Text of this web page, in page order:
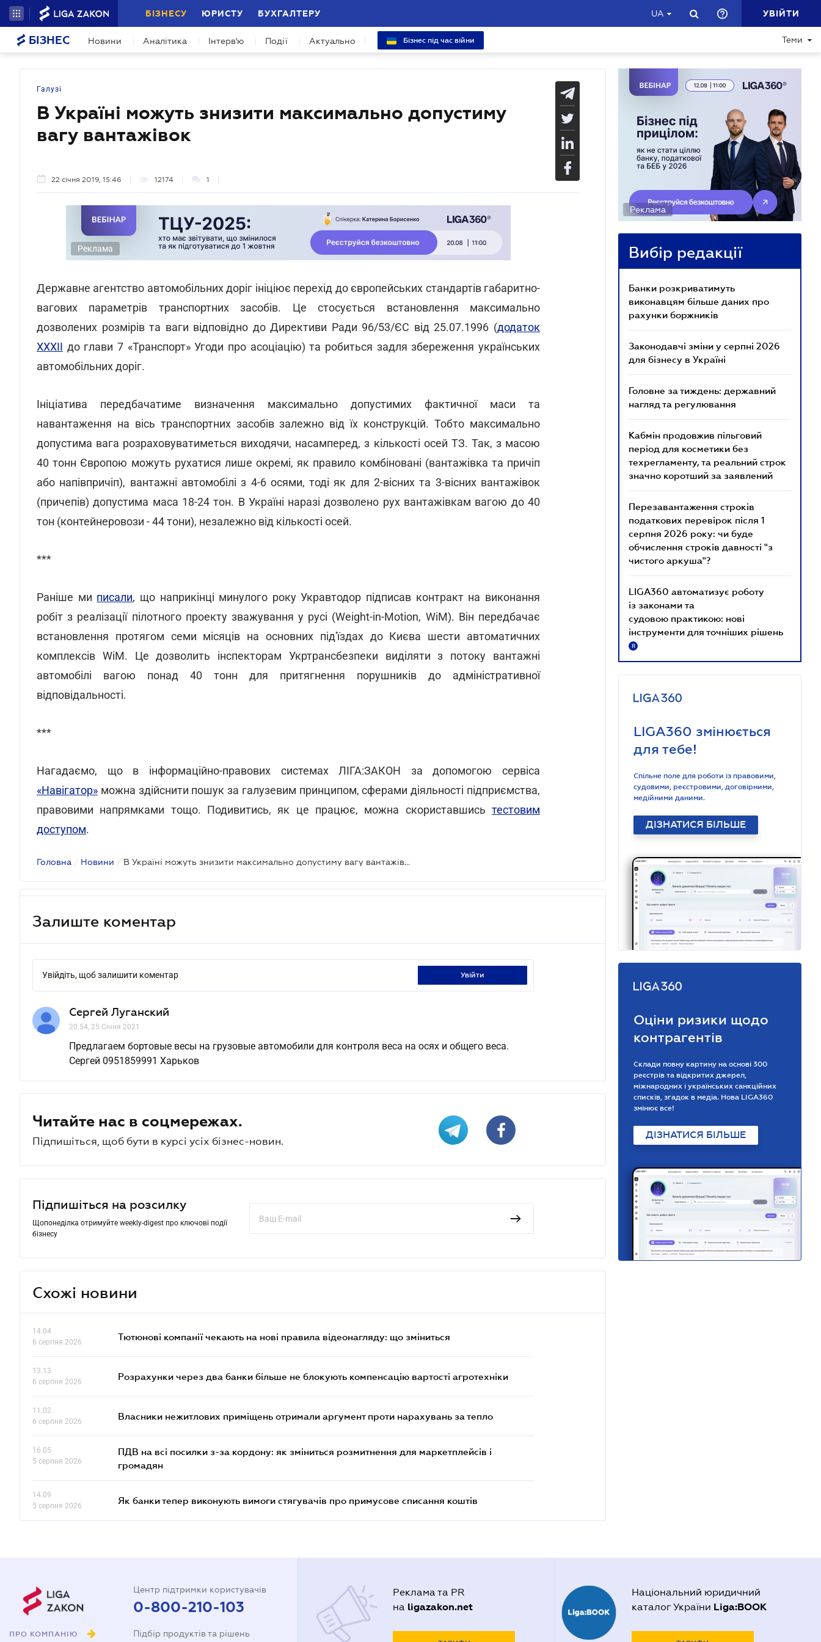
БІЗНЕСУ ЮРИСТУ БУХГАЛТЕРУ UA УВІЙТИ
БІЗНЕС Новини Аналітика Інтерв'ю Події Актуально Бізнес під час війни Теми
Галузі
В Україні можуть знизити максимально допустиму
вагу вантажівок
22 січня 2019, 15:46 12174 1
Реклама
Державне агентство автомобільних доріг ініціює перехід до європейських стандартів габаритно-
вагових параметрів транспортних засобів. Це стосується встановлення максимально
дозволених розмірів та ваги відповідно до Директиви Ради 96/53/ЄС від 25.07.1996 (додаток
XXXII до глави 7 «Транспорт» Угоди про асоціацію) та робиться задля збереження українських
автомобільних доріг.
Ініціатива передбачатиме визначення максимально допустимих фактичної маси та
навантаження на вісь транспортних засобів залежно від їх конструкцій. Тобто максимально
допустима вага розраховуватиметься виходячи, насамперед, з кількості осей ТЗ. Так, з масою
40 тонн Європою можуть рухатися лише окремі, як правило комбіновані (вантажівка та причіп
або напівпричіп), вантажні автомобілі з 4-6 осями, тоді як для 2-вісних та 3-вісних вантажівок
(причепів) допустима маса 18-24 тон. В Україні наразі дозволено рух вантажівкам вагою до 40
тон (контейнеровози - 44 тони), незалежно від кількості осей.
***
Раніше ми писали, що наприкінці минулого року Укравтодор підписав контракт на виконання
робіт з реалізації пілотного проекту зважування у русі (Weight-in-Motion, WiM). Він передбачає
встановлення протягом семи місяців на основних під'їздах до Києва шести автоматичних
комплексів WiM. Це дозволить інспекторам Укртрансбезпеки виділяти з потоку вантажні
автомобілі вагою понад 40 тонн для притягнення порушників до адміністративної
відповідальності.
***
Нагадаємо, що в інформаційно-правових системах ЛІГА:ЗАКОН за допомогою сервіса
«Навігатор» можна здійснити пошук за галузевим принципом, сферами діяльності підприємства,
правовими напрямками тощо. Подивитись, як це працює, можна скориставшись тестовим
доступом.
Головна / Новини / В Україні можуть знизити максимально допустиму вагу вантажівок
Залиште коментар
Увійдіть, щоб залишити коментар увійти
Сергей Луганский
20.54, 25 Січня 2021
Предлагаем бортовые весы на грузовые автомобили для контроля веса на осях и общего веса.
Сергей 0951859991 Харьков
Читайте нас в соцмережах.
Підпишіться, щоб бути в курсі усіх бізнес-новин.
Підпишіться на розсилку
Щопонеділка отримуйте weekly-digest про ключові події
бізнесу
Схожі новини
14.04
6 серпня 2026
Тютюнові компанії чекають на нові правила відеонагляду: що зміниться
13.13
6 серпня 2026
Розрахунки через два банки більше не блокують компенсацію вартості агротехніки
11.02
6 серпня 2026
Власники нежитлових приміщень отримали аргумент проти нарахувань за тепло
16.05
5 серпня 2026
ПДВ на всі посилки з-за кордону: як зміниться розмитнення для маркетплейсів і
громадян
14.09
5 серпня 2026
Як банки тепер виконують вимоги стягувачів про примусове списання коштів
Реклама
Вибір редакції
Банки розкриватимуть
виконавцям більше даних про
рахунки боржників
Законодавчі зміни у серпні 2026
для бізнесу в Україні
Головне за тиждень: державний
нагляд та регулювання
Кабмін продовжив пільговий
період для косметики без
техрегламенту, та реальний строк
значно коротший за заявлений
Перезавантаження строків
податкових перевірок після 1
серпня 2026 року: чи буде
обчислення строків давності "з
чистого аркуша"?
LIGA360 автоматизує роботу
із законами та
судовою практикою: нові
інструменти для точніших рішень
R
LIGA360 змінюється
для тебе!
Спільне поле для роботи із правовими,
судовими, реєстровими, договірними,
медійними даними.
ДІЗНАТИСЯ БІЛЬШЕ
Оціни ризики щодо
контрагентів
Склади повну картину на основі 300
реєстрів та відкритих джерел,
міжнародних і українських санкційних
списків, згадок в медіа. Нова LIGA360
змінює все!
ДІЗНАТИСЯ БІЛЬШЕ
ПРО КОМПАНІЮ
Центр підтримки користувачів
0-800-210-103
Підбір продуктів та рішень
Реклама та PR
на ligazakon.net
Національний юридичний
каталог України Liga:BOOK